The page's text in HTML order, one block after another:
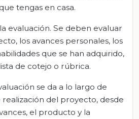
tengas en casa.
evaluación. Se deben evaluar
los avances personales, los
que se han adquirido,
de cotejo o rúbrica.
se da a lo largo de
del proyecto, desde
el producto y la